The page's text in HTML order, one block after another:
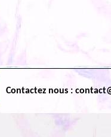
Contactez nous :